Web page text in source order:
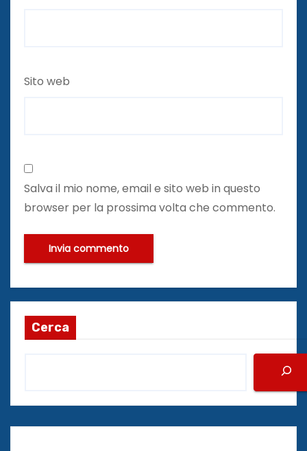
Sito web
Salva il mio nome, email e sito web in questo
browser per la prossima volta che commento.
Cerca